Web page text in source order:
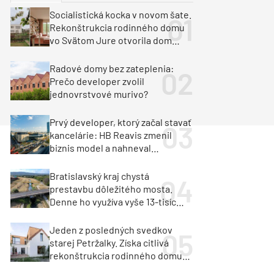
Klimatizácia a vetranie
Milan Murcka
Socialistická kocka v novom šate.
Rekonštrukcia rodinného domu
vo Svätom Jure otvorila dom
Radové domy bez zateplenia:
Prečo developer zvolil
jednovrstvové murivo?
Prvý developer, ktorý začal stavať
kancelárie: HB Reavis zmenil
biznis model a nahneval
Bratislavský kraj chystá
prestavbu dôležitého mosta.
Denne ho využíva vyše 13-tisíc
Jeden z posledných svedkov
starej Petržalky. Získa citlivá
rekonštrukcia rodinného domu